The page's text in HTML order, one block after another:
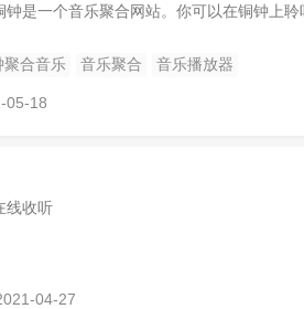
钟是一个音乐聚合网站。你可以在铜钟上
聚合音乐 音乐聚合 音乐播放器
05-18
线收听
04-27